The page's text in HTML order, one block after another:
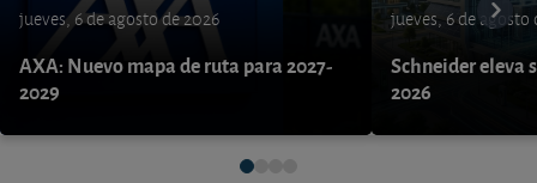
jueves, 6 de agosto de 2026
AXA: Nuevo mapa de ruta para 2027-
2029
jueves, 6 de agosto
Schneider eleva
2026